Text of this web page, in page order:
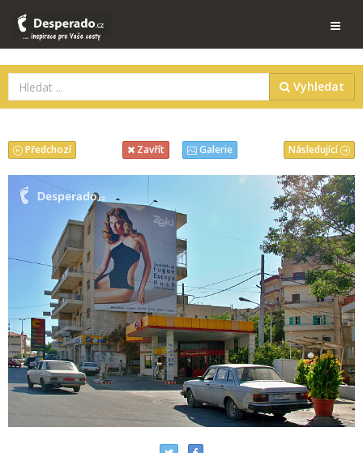
Vyhledat
Následující
Předchozí Zavřít Galerie